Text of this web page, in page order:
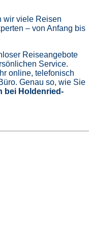
wir viele Reisen
– von Anfang bis
Reiseangebote
Service.
online, telefonisch
Genau so, wie Sie
bei Holdenried-